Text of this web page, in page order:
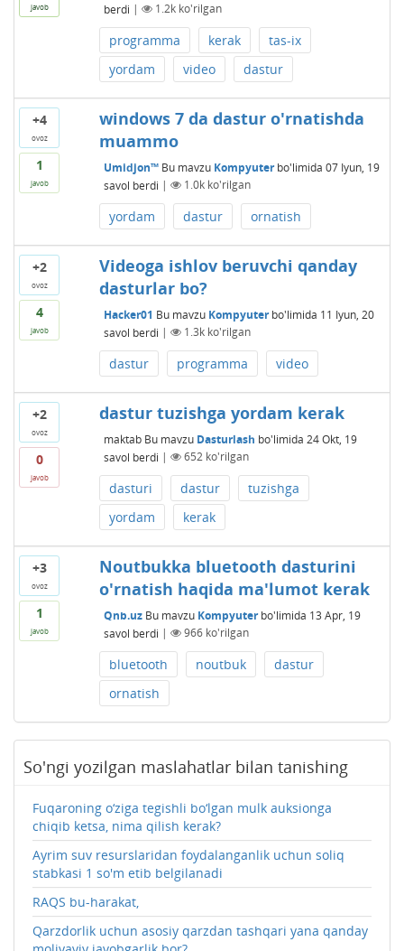
javob
berdi | 1.2kko'rilgan
programma kerak
tas-ix
yordam
video dastur
+4
ovoz
1
javob
windows 7 da dastur o'rnatishda
muammo
Umidjon™ Bu mavzu Kompyuterbo'limida 07 Iyun, 19
savol berdi | 1.0kko'rilgan
yordam dastur ornatish
+2
ovoz
4
javob
Videoga ishlov beruvchi qanday
dasturlar bo?
Hacker01 Bu mavzu Kompyuterbo'limida 11 Iyun, 20
savol berdi | 1.3kko'rilgan
dastur programma video
+2
ovoz
0
javob
dastur tuzishga yordam kerak
maktab Bu mavzu Dasturlash bo'limida 24 Okt, 19
savol berdi | 652ko'rilgan
dasturi dastur
tuzishga
yordam
kerak
+3
ovoz
1
javob
Noutbukka bluetooth dasturini
o'rnatish haqida ma'lumot kerak
Qnb.uz Bu mavzu Kompyuterbo'limida 13 Apr, 19
savol berdi | 966ko'rilgan
bluetooth noutbuk
dastur
ornatish
So'ngi yozilgan maslahatlar bilan tanishing
Fuqaroning o‘ziga tegishli bo‘lgan mulk auksionga
chiqib ketsa, nima qilish kerak?
Ayrim suv resurslaridan foydalanganlik uchun soliq
stabkasi 1 so'm etib belgilanadi
RAQS bu-harakat,
Qarzdorlik uchun asosiy qarzdan tashqari yana qanday